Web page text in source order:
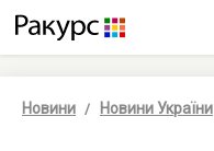
Новини Новини України